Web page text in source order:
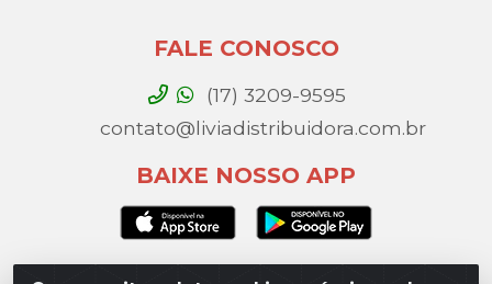
FALE CONOSCO
(17) 3209-9595
contato@liviadistribuidora.com.br
BAIXE NOSSO APP